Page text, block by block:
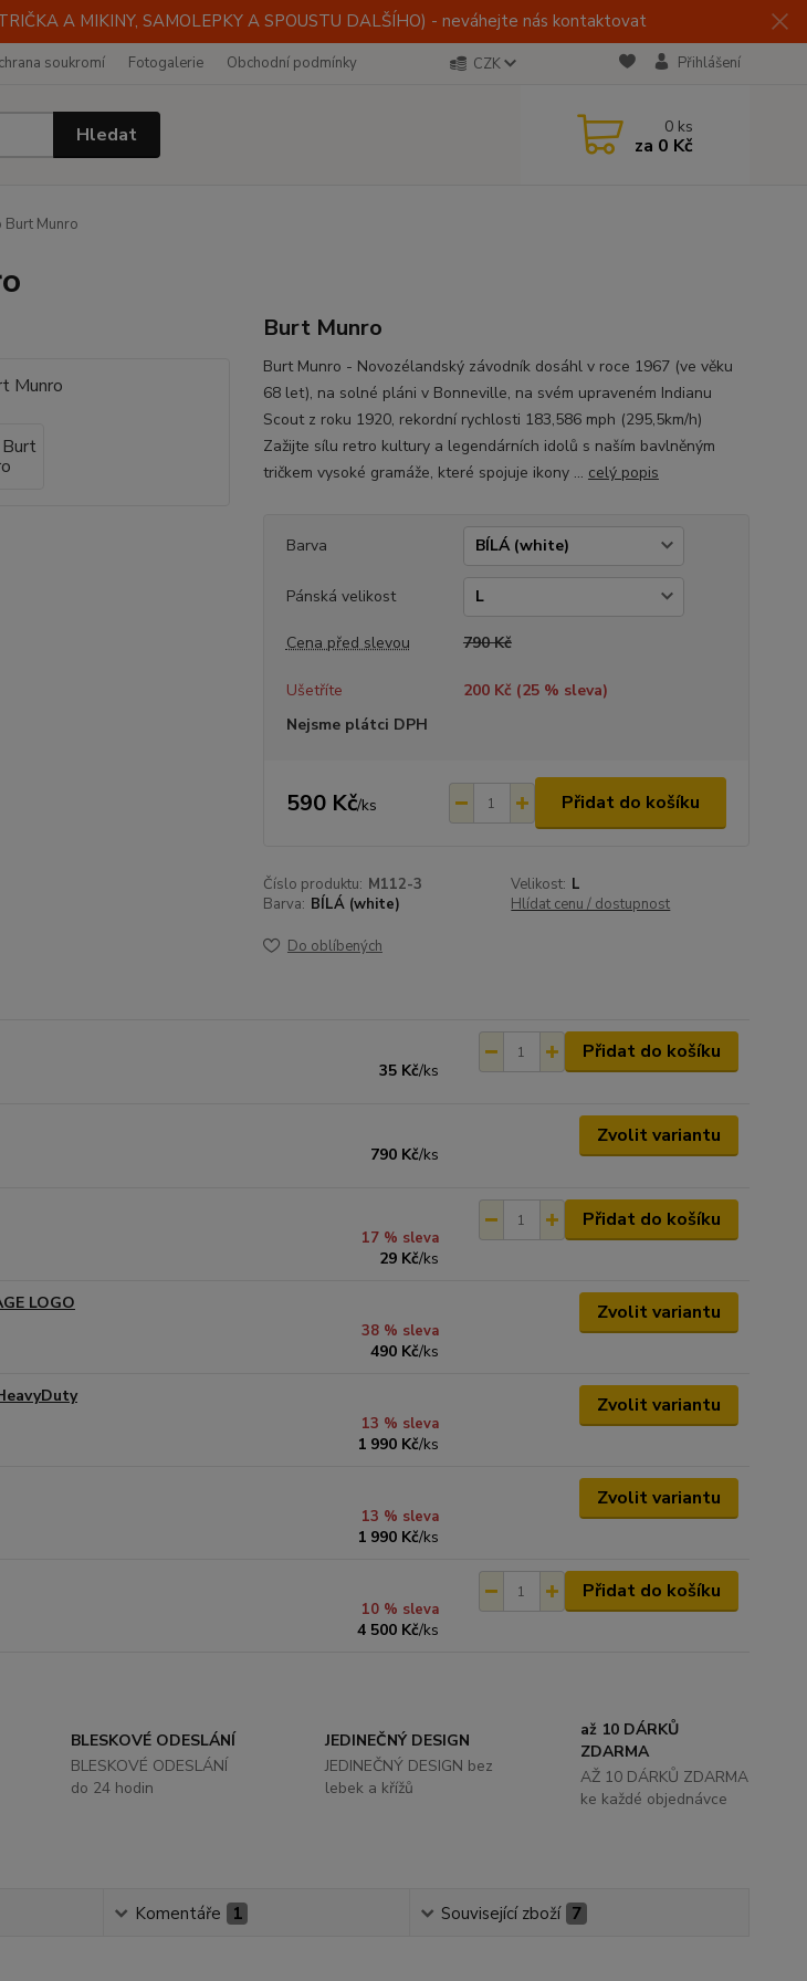
A MIKINY, SAMOLEPKY A SPOUSTU DALŠÍHO) - neváhejte nás kontaktovat
soukromí Fotogalerie Obchodní podmínky CZK Přihlášení
Hledat 0 ks
za 0 Kč
Burt Munro
Burt Munro
Burt Munro - Novozélandský závodník dosáhl v roce 1967 (ve věku
68 let), na solné pláni v Bonneville, na svém upraveném Indianu
Scout z roku 1920, rekordní rychlosti 183,586 mph (295,5km/h)
Zažijte sílu retro kultury a legendárních idolů s naším bavlněným
tričkem vysoké gramáže, které spojuje ikony ... celý popis
Barva
Pánská velikost
Cena před slevou 790 Kč
Ušetříte 200 Kč (25% sleva)
Nejsme plátci DPH
590 Kč/ks Přidat do košíku
Číslo produktu: M112-3 Velikost: L
Barva: BÍLÁ (white) Hlídat cenu / dostupnost
Do oblíbených
35 Kč/ks
Přidat do košíku
790 Kč/ks
Zvolit variantu
17 % sleva
29 Kč/ks
Přidat do košíku
LOGO
38 % sleva
490 Kč/ks
Zvolit variantu
13 % sleva
1 990 Kč/ks
Zvolit variantu
13 % sleva
1 990 Kč/ks
Zvolit variantu
10 % sleva
4 500 Kč/ks
Přidat do košíku
BLESKOVÉ ODESLÁNÍ
BLESKOVÉ ODESLÁNÍ
do 24 hodin
JEDINEČNÝ DESIGN
JEDINEČNÝ DESIGN bez
lebek a křížů
až 10 DÁRKŮ
ZDARMA
AŽ 10 DÁRKŮ ZDARMA
ke každé objednávce
Komentáře 1 Související zboží 7